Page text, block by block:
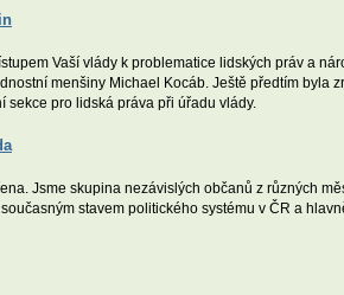
Vaší vlády k problematice lidských práv a
menšiny Michael Kocáb. Ještě předtím byla
pro lidská práva při úřadu vlády.
Jsme skupina nezávislých občanů z různých
stavem politického systému v ČR a